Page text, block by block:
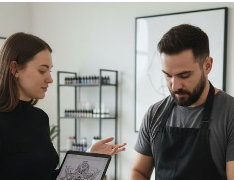
KENŐCS, MINT A TKTX